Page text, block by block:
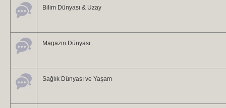
Bilim Dünyası & Uzay
Magazin Dünyası
Sağlık Dünyası ve Yaşam